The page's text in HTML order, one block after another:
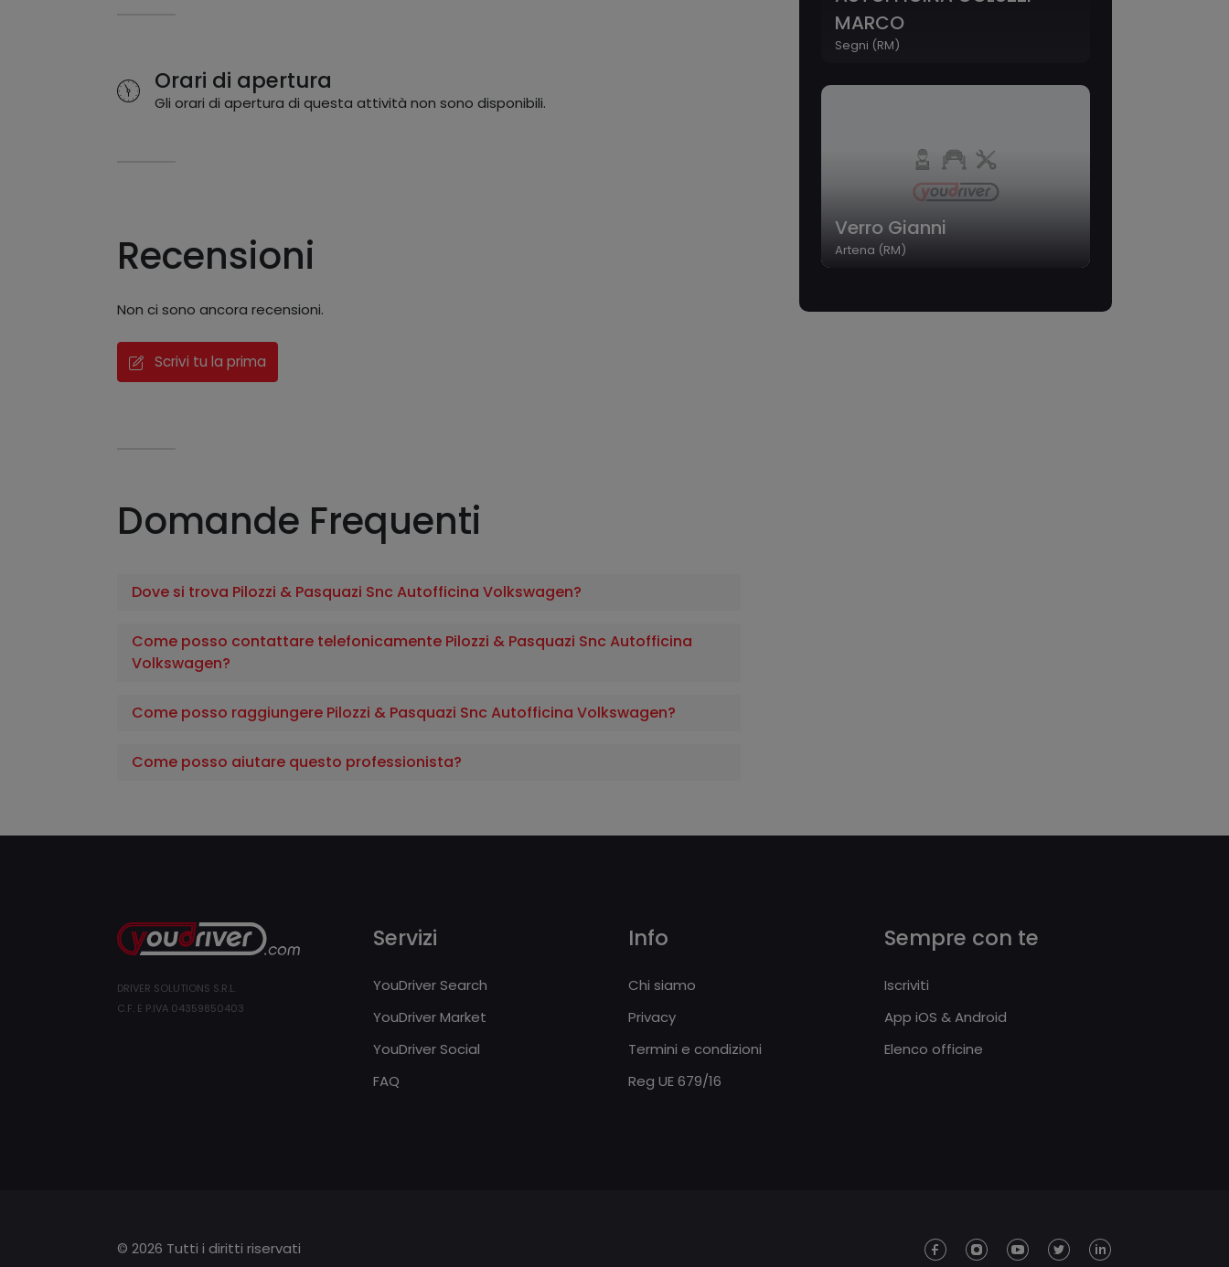
Orari di apertura
Gli orari di apertura di questa attività non sono disponibili.
Recensioni
Non ci sono ancora recensioni.
Scrivi tu la prima
Domande Frequenti
Dove si trova Pilozzi & Pasquazi Snc Autofficina Volkswagen?
Come posso contattare telefonicamente Pilozzi & Pasquazi Snc Autofficina
Volkswagen?
Come posso raggiungere Pilozzi & Pasquazi Snc Autofficina Volkswagen?
Come posso aiutare questo professionista?
MARCO
Segni (RM)
Verro Gianni
Artena (RM)
DRIVER SOLUTIONS S.R.L.
C.F. E P.IVA 04359850403
Servizi
YouDriver Search
YouDriver Market
YouDriver Social
FAQ
Info
Chi siamo
Privacy
Termini e condizioni
Reg UE 679/16
Sempre con te
Iscriviti
App iOS & Android
Elenco officine
© 2026 Tutti i diritti riservati